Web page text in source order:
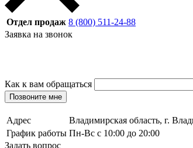
Отдел продаж 8 (800) 511-24-88
Заявка на звонок
Как к вам обращаться
Позвоните мне
Адрес
Владимирская область, г.
График работы Пн-Вс с 10:00 до 20:00
Задать вопрос